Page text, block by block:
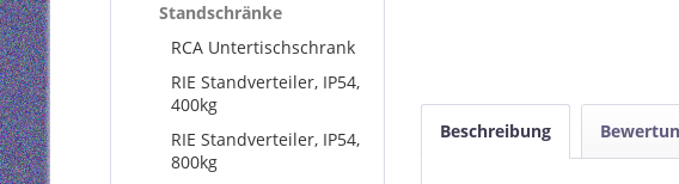
Standschränke
RCA Untertischschrank
RIE Standverteiler, IP54,
400kg
RIE Standverteiler, IP54,
800kg
Beschreibung